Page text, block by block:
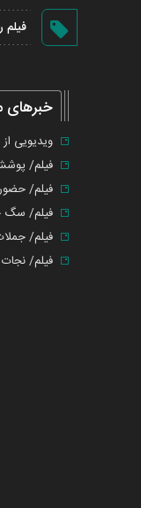
فیلم
خبرهای
ویدیویی
فیلم/
فیلم/
فیلم/ سگ
فیلم/
فیلم/